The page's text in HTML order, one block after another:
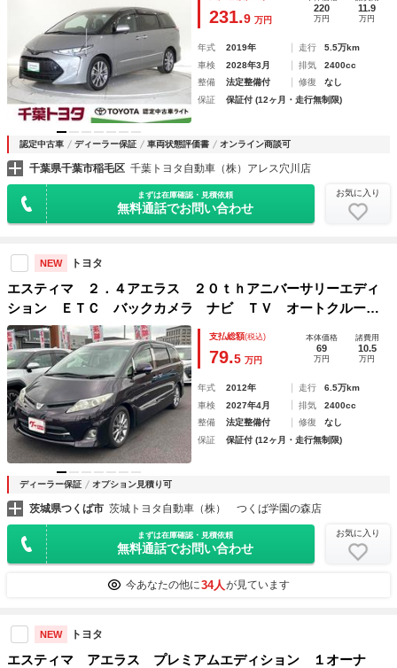
難防止装置 オートクルーズコントロール メモリーナビ フ
231.9 万円
220
万円
11.9
万円
年式 2019年 走行
5.5万km
車検
2028年3月 排気
2400cc
整備
法定整備付 修復
なし
保証
保証付 (12ヶ月・走行無制限)
認定中古車 ディーラー保証 車両状態評価書 オンライン商談可
千葉県千葉市稲毛区 千葉トヨタ自動車（株）アレス穴川店
まずは在庫確認・見積依頼
無料通話でお問い合わせ
お気に入り
NEW トヨタ
エスティマ ２．４アエラス ２０ｔｈアニバーサリーエディ
ション ＥＴＣ バックカメラ ナビ ＴＶ オートクルーズ
コントロール 両側電動スライドドア オートライト ＨＩ
Ｄ サンルーフ スマートキー 電動格納ミラー ３列シー
ト ＣＶＴ アルミホイール ＣＤ ＤＶＤ再生
支払総額(税込)
79.5 万円
本体価格
69
万円
諸費用
10.5
万円
年式 2012年 走行
6.5万km
車検
2027年4月 排気
2400cc
整備
法定整備付 修復
なし
保証
保証付 (12ヶ月・走行無制限)
ディーラー保証 オプション見積り可
茨城県つくば市 茨城トヨタ自動車（株） つくば学園の森店
まずは在庫確認・見積依頼
無料通話でお問い合わせ
お気に入り
今あなたの他に34人 が見ています
NEW トヨタ
エスティマ アエラス プレミアムエディション １オーナ